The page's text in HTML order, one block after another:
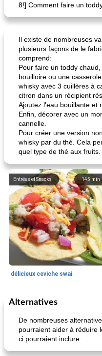
8!] Comment faire un
Il existe de nombreuses
plusieurs façons de le
comprend:
Pour faire un toddy
bouilloire ou une
whisky avec 3 cuillères à
citron dans un récipient
Ajoutez l'eau bouillante et
Enfin, décorer avec un
cannelle.
Pour créer une version
whisky par du thé. Cela
quel type de thé aux fruits.
145 min
Entrées et Snacks
délicieux ceviche swai
Déjeuner / Snacks
Alternatives
De nombreuses
pourraient aider à réduire
ci pourraient inclure: